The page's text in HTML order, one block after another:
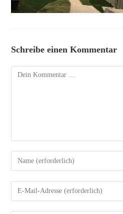
Schreibe einen Kommentar